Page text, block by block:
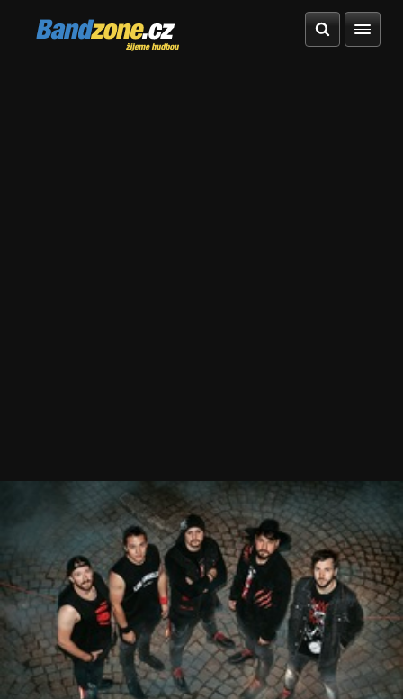
Bandzone.cz
žijeme hudbou